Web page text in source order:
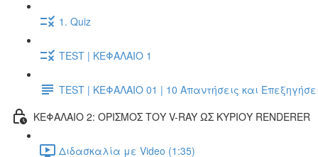
1. Quiz
TEST | ΚΕΦΑΛΑΙΟ 1
TEST | ΚΕΦΑΛΑΙΟ 01 | 10 Απαντήσεις και
ΚΕΦΑΛΑΙΟ 2: ΟΡΙΣΜΟΣ ΤΟΥ V-RAY ΩΣ ΚΥΡΙΟΥ RENDERER
Διδασκαλία με Video (1:35)